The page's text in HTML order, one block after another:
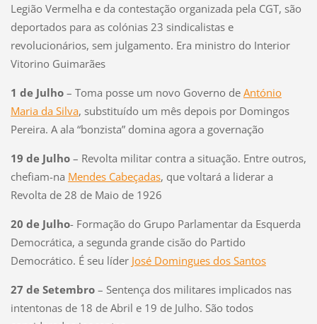
Legião Vermelha e da contestação organizada pela CGT, são
deportados para as colónias 23 sindicalistas e
revolucionários, sem julgamento. Era ministro do Interior
Vitorino Guimarães
1 de Julho – Toma posse um novo Governo de António
Maria da Silva, substituído um mês depois por Domingos
Pereira. A ala “bonzista” domina agora a governação
19 de Julho – Revolta militar contra a situação. Entre outros,
chefiam-na Mendes Cabeçadas, que voltará a liderar a
Revolta de 28 de Maio de 1926
20 de Julho- Formação do Grupo Parlamentar da Esquerda
Democrática, a segunda grande cisão do Partido
Democrático. É seu líder José Domingues dos Santos
27 de Setembro – Sentença dos militares implicados nas
intentonas de 18 de Abril e 19 de Julho. São todos